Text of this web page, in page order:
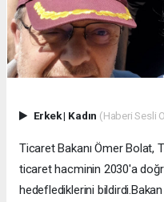
Erkek| Kadın (Haberi Sesli
Ticaret Bakanı Ömer Bolat,
ticaret hacminin 2030'a
hedeflediklerini